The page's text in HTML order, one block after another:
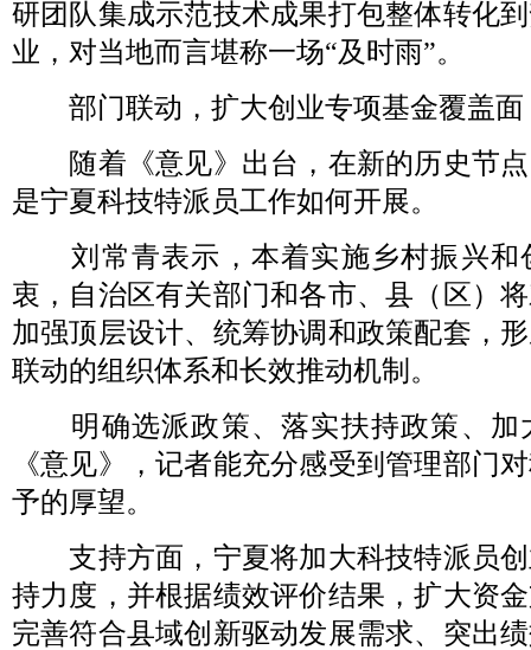
研团队集成示范技术成果打包整体转化
业，对当地而言堪称一场“及时雨”。
部门联动，扩大创业专项基金覆盖面
随着《意见》出台，在新的历史节点
是宁夏科技特派员工作如何开展。
刘常青表示，本着实施乡村振兴和
衷，自治区有关部门和各市、县（区）
加强顶层设计、统筹协调和政策配套，
联动的组织体系和长效推动机制。
明确选派政策、落实扶持政策、加
《意见》，记者能充分感受到管理部门
予的厚望。
支持方面，宁夏将加大科技特派员创
持力度，并根据绩效评价结果，扩大资
完善符合县域创新驱动发展需求、突出